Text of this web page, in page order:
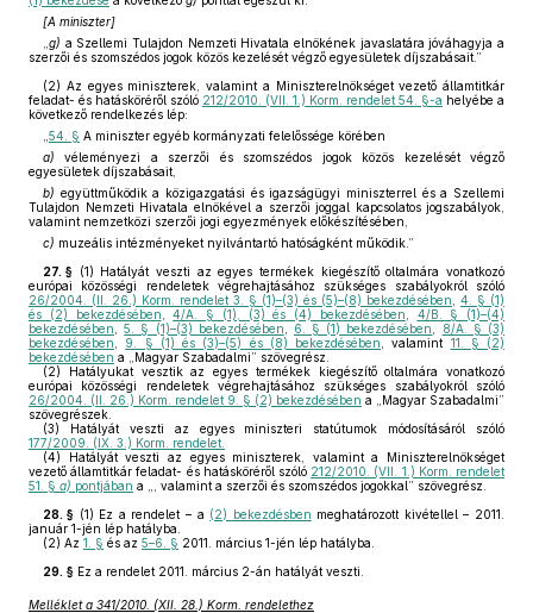
[A miniszter]
g) a Szellemi Tulajdon Nemzeti Hivatala elnökének javaslatára jóváhagyja a
szerzői és szomszédos jogok közös kezelését végző egyesületek díjszabásait.”
(2) Az egyes miniszterek, valamint a Miniszterelnökséget vezető államtitkár
feladat- és hatásköréről szóló 212/2010. (VII. 1.) Korm. rendelet 54. §-a helyébe a
következő rendelkezés lép:
54. § A miniszter egyéb kormányzati felelőssége körében
a) véleményezi a szerzői és szomszédos jogok közös kezelését végző
egyesületek díjszabásait,
b) együttműködik a közigazgatási és igazságügyi miniszterrel és a Szellemi
Tulajdon Nemzeti Hivatala elnökével a szerzői joggal kapcsolatos jogszabályok,
valamint nemzetközi szerzői jogi egyezmények előkészítésében,
c) muzeális intézményeket nyilvántartó hatóságként működik.”
27. § (1) Hatályát veszti az egyes termékek kiegészítő oltalmára vonatkozó
európai közösségi rendeletek végrehajtásához szükséges szabályokról szóló
26/2004. (II. 26.) Korm. rendelet 3. § (1)–(3) és (5)–(8) bekezdésében
4. § (1)
és (2) bekezdésében ,4/A. § (1), (3) és (4) bekezdésében
4/B. § (1)–(4)
bekezdésében ,5. § (1)–(3) bekezdésében 6. § (1) bekezdésében
8/A. § (3)
bekezdésében
9. § (1) és (3)–(5) és (8) bekezdésében , valamint 11. § (2)
bekezdésében a „Magyar Szabadalmi” szövegrész.
(2) Hatályukat vesztik az egyes termékek kiegészítő oltalmára vonatkozó
európai közösségi rendeletek végrehajtásához szükséges szabályokról szóló
26/2004. (II. 26.) Korm. rendelet 9. § (2) bekezdésében a „Magyar Szabadalmi”
szövegrészek.
(3) Hatályát veszti az egyes miniszteri statútumok módosításáról szóló
177/2009. (IX. 3.) Korm. rendelet.
(4) Hatályát veszti az egyes miniszterek, valamint a Miniszterelnökséget
vezető államtitkár feladat- és hatásköréről szóló 212/2010. (VII. 1.) Korm. rendelet
51. § a) pontjában a „, valamint a szerzői és szomszédos jogokkal” szövegrész.
28. § (1) Ez a rendelet – a (2) bekezdésben meghatározott kivétellel – 2011.
január 1-jén lép hatályba.
(2) Az 1. § és az 5–6. § 2011. március 1-jén lép hatályba.
29. § Ez a rendelet 2011. március 2-án hatályát veszti.
Melléklet a 341/2010. (XII. 28.) Korm. rendelethez